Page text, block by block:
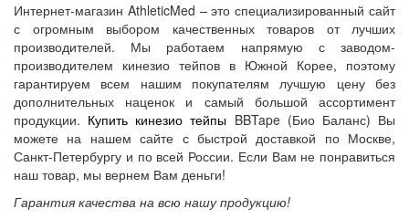
Интернет-магазин AthleticMed – это специализированный сайт
с огромным выбором качественных товаров от лучших
производителей. Мы работаем напрямую с заводом-
производителем кинезио тейпов в Южной Корее, поэтому
гарантируем всем нашим покупателям лучшую цену без
дополнительных наценок и самый большой ассортимент
продукции. Купить кинезио тейпы BBTape (Био Баланс) Вы
можете на нашем сайте с быстрой доставкой по Москве,
Санкт-Петербургу и по всей России. Если Вам не понравиться
наш товар, мы вернем Вам деньги!
Гарантия качества на всю нашу продукцию!